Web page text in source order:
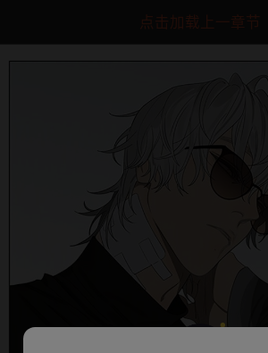
点击加载上一章节